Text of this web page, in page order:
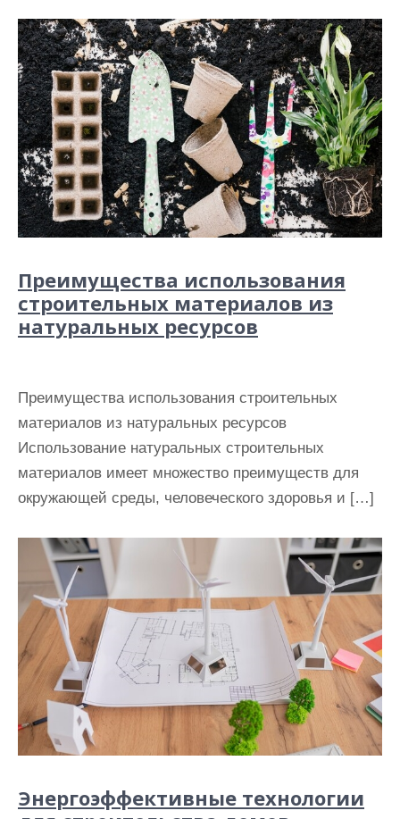
Преимущества использования
строительных материалов из
натуральных ресурсов
Преимущества использования строительных
материалов из натуральных ресурсов
Использование натуральных строительных
материалов имеет множество преимуществ для
окружающей среды, человеческого здоровья и […]
Энергоэффективные технологии